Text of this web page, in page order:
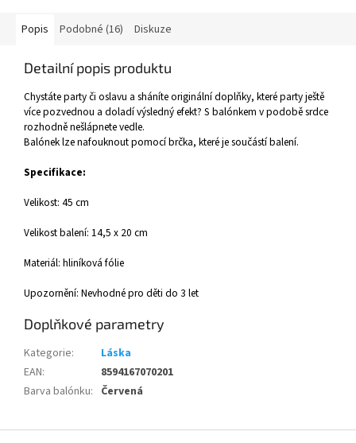
Popis Podobné (16) Diskuze
Detailní popis produktu
Chystáte party či oslavu a sháníte originální doplňky, které party ještě
více pozvednou a doladí výsledný efekt? S balónkem v podobě srdce
rozhodně nešlápnete vedle.
Balónek lze nafouknout pomocí brčka, které je součástí balení.
Specifikace:
Velikost: 45 cm
Velikost balení: 14,5 x 20 cm
Materiál: hliníková fólie
Upozornění: Nevhodné pro děti do 3 let
Doplňkové parametry
Kategorie:
Láska
EAN:
8594167070201
Barva balónku: Červená